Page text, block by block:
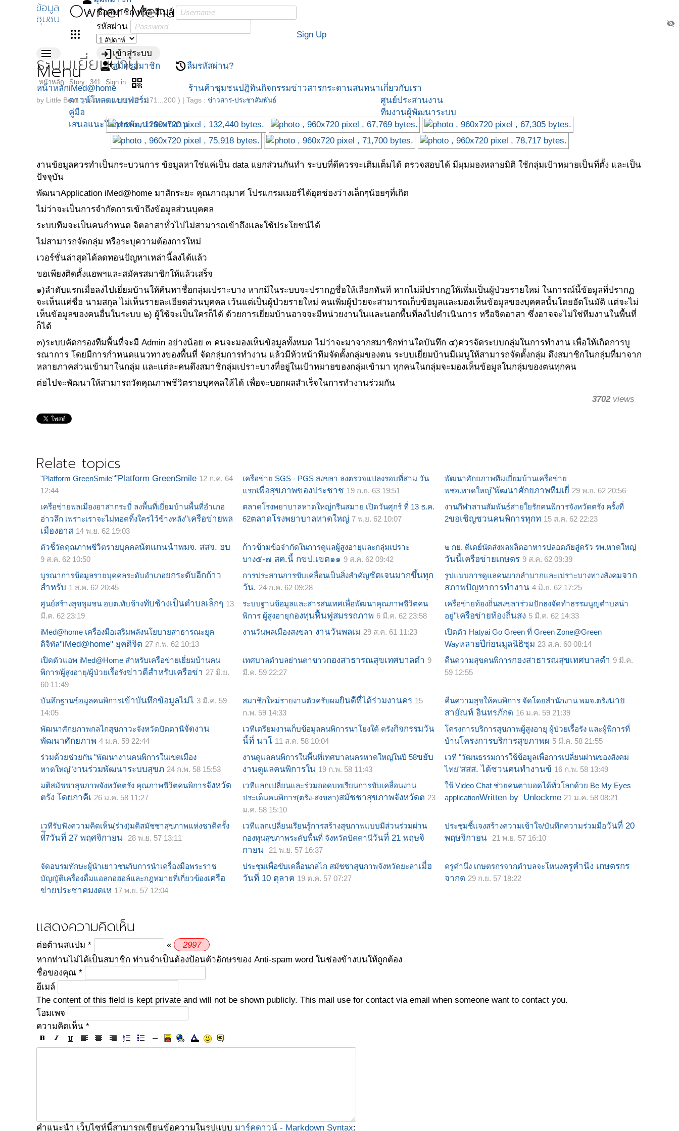
ข้อมูล
ชุมชน Owner Menu
apps
ชื่อสมาชิก หรือ อีเมล์
รหัสผ่าน
visibility_off
loginเข้าสู่ระบบ
person_addสมัครสมาชิก restoreลืมรหัสผ่าน?
Sign Up
menu
Menu
หน้าหลักiMed@home
ดาวน์โหลดแบบฟอร์ม
คู่มือ
เสนอแนะในการพัฒนาระบบงาน
ร้านค้าชุมชนปฎิทินกิจกรรมข่าวสารกระดานสนทนาเกี่ยวกับเรา
ศูนย์ประสานงาน
ทีมงานผู้พัฒนาระบบ
ระบบเยี่ยมบ้าน
หน้าหลัก Story 341 Sign in qr_code
by Little Bear @16 มี.ค. 62 14:33( IP : 171...200 ) Tags : ข่าวสาร-ประชาสัมพันธ์
งานข้อมูลควรทำเป็นกระบวนการ ข้อมูลหาใช่แค่เป็น data แยกส่วนกันทำ ระบบที่ดีควรจะเติมเต็มได้ ตรวจสอบได้ มีมุมมองหลายมิติ ใช้กลุ่มเป้าหมายเป็นที่ตั้ง และเป็น
ปัจจุบัน
พัฒนาApplication iMed@home มาสักระยะ คุณภาณุมาศ โปรแกรมเมอร์ได้อุดช่องว่างเล็กๆน้อยๆที่เกิด
ไม่ว่าจะเป็นการจำกัดการเข้าถึงข้อมูลส่วนบุคคล
ระบบทีมจะเป็นคนกำหนด จิตอาสาทั่วไปไม่สามารถเข้าถึงและใช้ประโยชน์ได้
ไม่สามารถจัดกลุ่ม หรือระบุความต้องการใหม่
เวอร์ชั่นล่าสุดได้ลดทอนปัญหาเหล่านี้ลงได้แล้ว
ขอเพียงติดตั้งแอพฯและสมัครสมาชิกให้แล้วเสร็จ
๑)ลำดับแรกเมื่อลงไปเยี่ยมบ้านให้ค้นหาชื่อกลุ่มเปราะบาง หากมีในระบบจะปรากฏชื่อให้เลือกทันที หากไม่มีปรากฏให้เพิ่มเป็นผู้ป่วยรายใหม่ ในการณ์นี้ข้อมูลที่ปรากฏ
จะเห็นแค่ชื่อ นามสกุล ไม่เห็นรายละเอียดส่วนบุคคล เว้นแต่เป็นผู้ป่วยรายใหม่ คนเพิ่มผู้ป่วยจะสามารถเก็บข้อมูลและมองเห็นข้อมูลของบุคคลนั้นโดยอัตโนมัติ แต่จะไม่
เห็นข้อมูลของคนอื่นในระบบ ๒) ผู้ใช้จะเป็นใครก็ได้ ด้วยการเยี่ยมบ้านอาจจะมีหน่วยงานในและนอกพื้นที่ลงไปดำเนินการ หรือจิตอาสา ซึ่งอาจจะไม่ใช่ทีมงานในพื้นที่
ก็ได้
๓)ระบบคัดกรองทีมพื้นที่จะมี Admin อย่างน้อย ๓ คนจะมองเห็นข้อมูลทั้งหมด ไม่ว่าจะมาจากสมาชิกท่านใดบันทึก ๔)ควรจัดระบบกลุ่มในการทำงาน เพื่อให้เกิดการบู
รณาการ โดยมีการกำหนดแนวทางของพื้นที่ จัดกลุ่มการทำงาน แล้วมีห้วหน้าทีมจัดตั้งกลุ่มของตน ระบบเยี่ยมบ้านมีเมนูให้สามารถจัดตั้งกลุ่ม ดึงสมาชิกในกลุ่มที่มาจาก
หลายภาคส่วนเข้ามาในกลุ่ม และแต่ละคนดึงสมาชิกลุ่มเปราะบางที่อยู่ในเป้าหมายของกลุ่มเข้ามา ทุกคนในกลุ่มจะมองเห็นข้อมูลในกลุ่มของตนทุกคน
ต่อไปจะพัฒนาให้สามารถวัดคุณภาพชีวิตรายบุคคลให้ได้ เพื่อจะบอกผลสำเร็จในการทำงานร่วมกัน
3702views
Relate topics
"Platform GreenSmile""Platform GreenSmile 12 ก.ค. 64
12:44
เครือข่าย SGS - PGS สงขลา ลงตรวจแปลงรอบที่สาม วัน
แรกเพื่อสุขภาพของประชาช 19 ก.ย. 63 19:51
พัฒนาศักยภาพทีมเยี่ยมบ้านเครือข่าย
พชอ.หาดใหญ่"พัฒนาศักยภาพทีมเยี่ 29 พ.ย. 62 20:56
เครือข่ายพลเมืองอาสากระบี่ ลงพื้นที่เยี่ยมบ้านพื้นที่อำเภอ
อ่าวลึก เพราะเราจะไม่ทอดทิ้งใครไว้ข้างหลัง"เครือข่ายพล
เมืองอาส 14 พ.ย. 62 19:03
ตลาดโรงพยาบาลหาดใหญ่กรีน​สมาย เปิดวันศุกร์ ที่ 13 ธ.ค.
62ตลาดโรงพยาบาลหาดใหญ่ 7 พ.ย. 62 10:07
งานกีฬาสานสัมพันธ์สายใยรักคนพิการจังหวัดตรัง ครั้งที่
2ขอเชิญชวนคนพิการทุกท 15 ส.ค. 62 22:23
ตัวชี้วัดคุณภาพชีวิตรายบุคคลนัดแกนนำพมจ. สสจ. อบ
9 ส.ค. 62 10:50
ก้าวข้ามข้อจำกัดในการดูแลผู้สูงอายุและกลุ่มเปราะ
บาง๕-๗ สค.นี้ กขป.เขต๑๑ 9 ส.ค. 62 09:42
๒ กย. ดีเดย์นัดส่งผลผลิตอาหารปลอดภัยสู่ครัว รพ.หาดใหญ่
วันนี้เครือข่ายเกษตร 9 ส.ค. 62 09:39
บูรณาการข้อมูลรายบุคคลระดับอำเภอยกระดับอีกก้าว
สำหรับ 1 ส.ค. 62 20:45
การประสานการขับเคลื่อนเป็นสิ่งสำคัญชัดเจนมากขึ้นทุก
วัน. 24 ก.ค. 62 09:28
รูปแบบการดูแลคนยากลำบากและเปราะบางทางสังคมจาก
สภาพปัญหาการทำงาน 4 มิ.ย. 62 17:25
ศูนย์สร้างสุขชุมชน อบต.ทับช้างทับช้างเป็นตำบลเล็กๆ 13
มี.ค. 62 23:19
ระบบฐานข้อมูลและสารสนเทศเพื่อพัฒนาคุณภาพชีวิตคน
พิการ ผู้สูงอายุกองทุนฟื้นฟูสมรรถภาพ 6 มี.ค. 62 23:58
เครือข่ายท้องถิ่นสงขลาร่วมปักธงจัดทำธรรมนูญตำบลน่า
อยู่"เครือข่ายท้องถิ่นสง 5 มี.ค. 62 14:33
iMed@home เครื่องมือเสริมพลังนโยบายสาธารณะยุค
ดิจิทัล"iMed@home" ยุคดิจิต 27 ก.พ. 62 10:13
งานวันพลเมืองสงขลา งานวันพลเม 29 ส.ค. 61 11:23
เปิดตัว Hatyai Go Green ที่ Green Zone@Green
Wayหลายปีก่อนมูลนิธิชุม 23 ส.ค. 60 08:14
เปิดตัวแอพ iMed@Home สำหรับเครือข่ายเยี่ยมบ้านคน
พิการ/ผู้สูงอายุ/ผู้ป่วยเรื้อรังข่าวดีสำหรับเครือข่า 27 มิ.ย.
60 11:49
เทศบาลตำบลย่านตาขาวกองสาธารณสุขเทศบาลตำ 9
มี.ค. 59 22:27
คืนความสุขคนพิการกองสาธารณสุขเทศบาลตำ 9 มี.ค.
59 12:55
บันทึกฐานข้อมูลคนพิการเข้าบันทึกข้อมูลไม่ไ 3 มี.ค. 59
14:05
สมาชิกใหม่รายงานตัวครับผมยินดีที่ได้ร่วมงานคร 15
ก.พ. 59 14:33
คืนความสุขให้คนพิการ จัดโดยสำนักงาน พมจ.ตรังนาย
สายัณห์ อินทรภักด 16 ม.ค. 59 21:39
พัฒนาศักยภาพกลไกสุขภาวะจังหวัดปัตตานีจัดงาน
พัฒนาศักยภาพ 4 ม.ค. 59 22:44
เวทีเตรียมงานเก็บข้อมูลคนพิการนาโยงใต้ ตรังกิจกรรมวัน
นี้ที่ นาโ 11 ส.ค. 58 10:04
โครงการบริการสุขภาพผู้สูงอายุ ผู้ป่วยเรื้อรัง และผู้พิการที่
บ้านโครงการบริการสุขภาพผ 5 มี.ค. 58 21:55
ร่วมด้วยช่วยกัน "พัฒนางานคนพิการในเขตเมือง
หาดใหญ่"งานร่วมพัฒนาระบบสุขภ 24 ก.พ. 58 15:53
งานดูแลคนพิการในพื้นที่เทศบาลนครหาดใหญ่ในปี 58ขยับ
งานดูแลคนพิการใน 19 ก.พ. 58 11:43
เวที "วัฒนธรรมการใช้ข้อมูลเพื่อการเปลี่ยนผ่านของสังคม
ไทย"สสส. ได้ชวนคนทำงานข้ 16 ก.พ. 58 13:49
มติสมัชชาสุขภาพจังหวัดตรัง คุณภาพชีวิตคนพิการจังหวัด
ตรัง โดยภาคีเ 26 ม.ค. 58 11:27
เวทีแลกเปลี่ยนและร่วมถอดบทเรียนการขับเคลื่อนงาน
ประเด็นคนพิการ(ตรัง-สงขลา)สมัชชาสุขภาพจังหวัดต 23
ม.ค. 58 15:10
ใช้ Video Chat ช่วยคนตาบอดได้ทั่วโลกด้วย Be My Eyes
applicationWritten by Unlockme 21 ม.ค. 58 08:21
เวทีรับฟังความคิดเห็น(ร่าง)มติสมัชชาสุขภาพแห่งชาติครั้ง
ที่ึ7วันที่ 27 พฤศจิกายน 28 พ.ย. 57 13:11
เวทีแลกเปลี่ยนเรียนรู้การสร้างสุขภาพแบบมีส่วนร่วมผ่าน
กองทุนสุขภาพระดับพื้นที่ จังหวัดปัตตานีวันที่ 21 พฤษจิ
กายน
21 พ.ย. 57 16:37
ประชุมชี้แจงสร้างความเข้าใจ/บันทึกความร่วมมือวันที่ 20
พฤษจิกายน
21 พ.ย. 57 16:10
จัดอบรมทักษะผู้นำเยาวชนกับการนำเครื่องมือพระราช
บัญญัติเครื่องดื่มแอลกอฮอล์และกฎหมายที่เกี่ยวข้องเครือ
ข่ายประชาคมงดเห 17 พ.ย. 57 12:04
ประชุมเพื่อขับเคลื่อนกลไก สมัชชาสุขภาพจังหวัดยะลาเมื่อ
วันที่ 10 ตุลาค 19 ต.ค. 57 07:27
ครูคำนึง เกษตรกรจากตำบลจะโหนงครูคำนึง เกษตรกร
จากต 29 ก.ย. 57 18:22
แสดงความคิดเห็น
ต่อต้านสแปม * « 2997
หากท่านไม่ได้เป็นสมาชิก ท่านจำเป็นต้องป้อนตัวอักษรของ Anti-spam word ในช่องข้างบนให้ถูกต้อง
ชื่อของคุณ *
อีเมล์
The content of this field is kept private and will not be shown publicly. This mail use for contact via email when someone want to contact you.
โฮมเพจ
ความคิดเห็น *
คำแนะนำ เว็บไซท์นี้สามารถเขียนข้อความในรูปแบบ มาร์คดาวน์ - Markdown Syntax: